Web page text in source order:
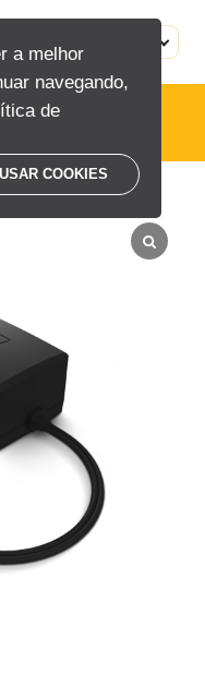
a melhor
navegando,
de
COOKIES
/ FP-112